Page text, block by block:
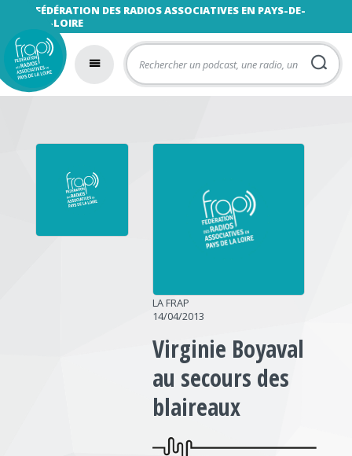
FÉDÉRATION DES RADIOS ASSOCIATIVES EN PAYS-DE-
LA-LOIRE
LA FRAP
14/04/2013
Virginie Boyaval
au secours des
blaireaux